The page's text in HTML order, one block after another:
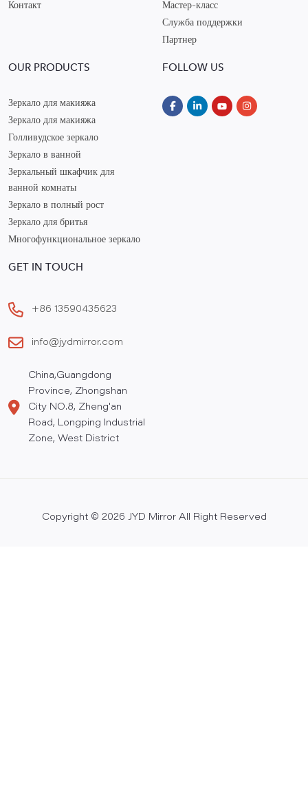
Контакт
Мастер-класс
Служба поддержки
Партнер
OUR PRODUCTS
Зеркало для макияжа
Зеркало для макияжа
Голливудское зеркало
Зеркало в ванной
Зеркальный шкафчик для
ванной комнаты
Зеркало в полный рост
Зеркало для бритья
Многофункциональное зеркало
FOLLOW US
GET IN TOUCH
+86 13590435623
info@jydmirror.com
China,Guangdong
Province, Zhongshan
City NO.8, Zheng'an
Road, Longping Industrial
Zone, West District
Copyright © 2026 JYD Mirror All Right Reserved